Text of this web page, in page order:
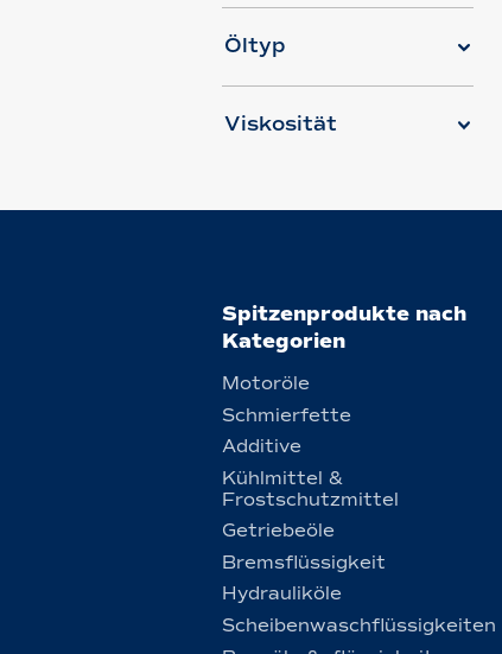
Öltyp
Viskosität
Spitzenprodukte nach
Kategorien
Motoröle
Schmierfette
Additive
Kühlmittel &
Frostschutzmittel
Getriebeöle
Bremsflüssigkeit
Hydrauliköle
Scheibenwaschflüssigkeiten